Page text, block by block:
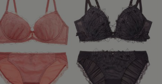
ライフスタイル
キッズ